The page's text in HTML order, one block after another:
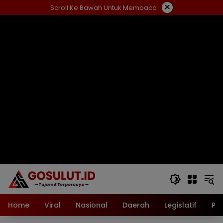
ke
Scroll Ke Bawah Untuk Membaca ×
Home Viral Nasional Daerah Legislatif